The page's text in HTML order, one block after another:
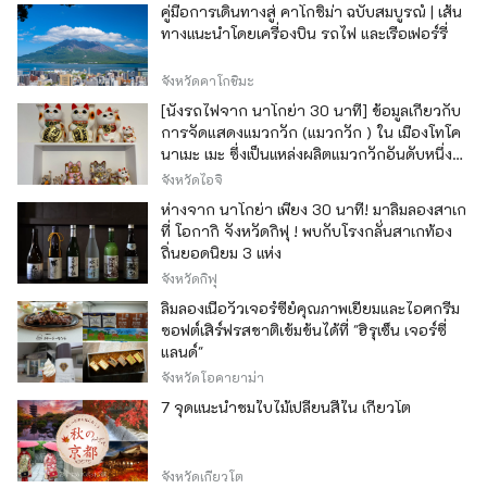
คู่มือการเดินทางสู่ คาโกชิม่า ฉบับสมบูรณ์ | เส้น
ทางแนะนำโดยเครื่องบิน รถไฟ และเรือเฟอร์รี่
จังหวัดคาโกชิมะ
[นั่งรถไฟจาก นาโกย่า 30 นาที] ข้อมูลเกี่ยวกับ
การจัดแสดงแมวกวัก (แมวกวัก ) ใน เมืองโทโค
นาเมะ เมะ ซึ่งเป็นแหล่งผลิตแมวกวักอันดับหนึ่ง
ของญี่ปุ่น
จังหวัดไอจิ
ห่างจาก นาโกย่า เพียง 30 นาที! มาลิ้มลองสาเก
ที่ โอกากิ จังหวัดกิฟุ ! พบกับโรงกลั่นสาเกท้อง
ถิ่นยอดนิยม 3 แห่ง
จังหวัดกิฟุ
ลิ้มลองเนื้อวัวเจอร์ซีย์คุณภาพเยี่ยมและไอศกรีม
ซอฟต์เสิร์ฟรสชาติเข้มข้นได้ที่ "ฮิรุเซ็น เจอร์ซี่
แลนด์"
จังหวัดโอคายาม่า
7 จุดแนะนำชมใบไม้เปลี่ยนสีใน เกียวโต
จังหวัดเกียวโต